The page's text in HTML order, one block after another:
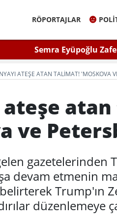
RÖPORTAJLAR
Semra Eyüpoğlu
ATEŞE ATAN TALIMAT! 'MOSKOVA
ateşe
ve
gazetelerinden
devam etmenin
belirterek Trump'ın
düzenlemeye